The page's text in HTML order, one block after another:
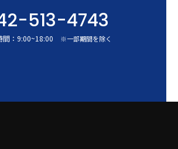
513-4743
： 9:00~18:00 ※一部期間を除く